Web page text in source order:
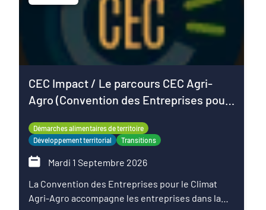
CEC Impact / Le parcours CEC Agri-
Agro (Convention des Entreprises pour
Démarches alimentaires de territoire
Développement territorial
Transitions
Mardi 1 Septembre 2026
La Convention des Entreprises pour le Climat
Agri-Agro accompagne les entreprises dans la